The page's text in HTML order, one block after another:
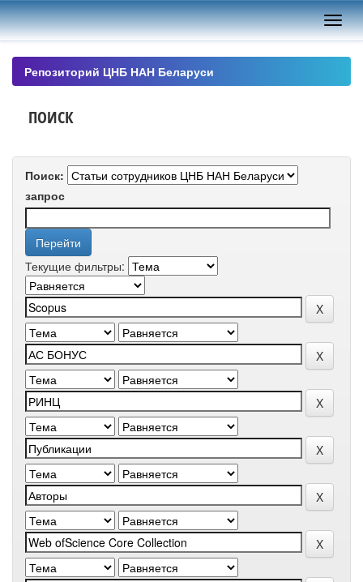
Skip
navigation
Репозиторий ЦНБ НАН Беларуси
ПОИСК
Поиск:
запрос
Текущие фильтры: